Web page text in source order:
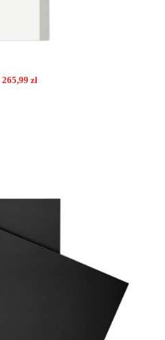
265,99 złZakres cen: od 20,99 zł do 265,99